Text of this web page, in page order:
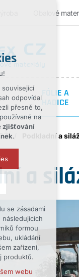
Obalové
FÓLIE A
HADICE
Podkladní a
a
související
odpovídal
přesně to,
na
zjišťování
.
apod.
se zásadami
formou
ukládání
zařízení,
produktů.
webu